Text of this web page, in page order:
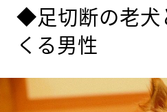
◆足切断の老犬
くる男性